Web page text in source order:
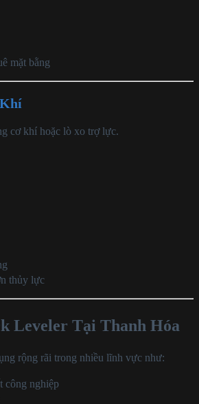
mặt bằng
cơ khí hoặc lò xo trợ lực.
thủy lực
Leveler Tại Thanh Hóa
rộng rãi trong nhiều lĩnh vực như:
công nghiệp